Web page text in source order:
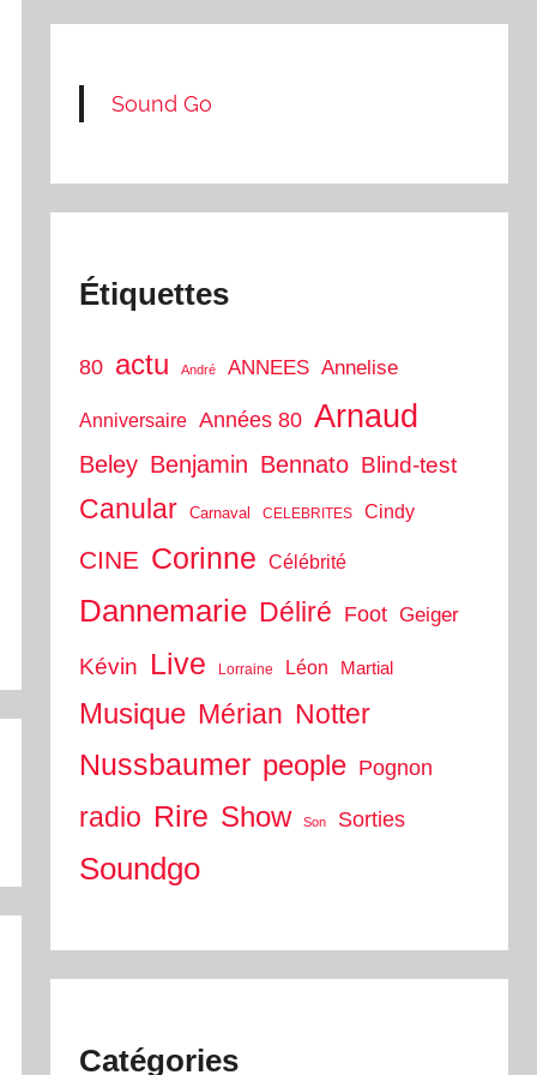
Sound Go
Étiquettes
80 actu André ANNEES Annelise
Anniversaire Années 80 Arnaud
Beley Benjamin Bennato Blind-test
Canular Carnaval CELEBRITES Cindy
CINE Corinne Célébrité
Dannemarie Déliré Foot Geiger
Kévin Live Lorraine Léon Martial
Musique Mérian Notter
Nussbaumer people Pognon
radio Rire Show Son Sorties
Soundgo
Catégories